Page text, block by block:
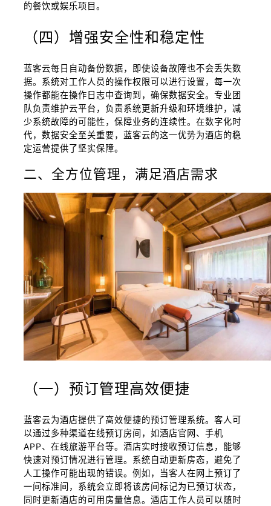
的餐饮或娱乐项目。
（四）增强安全性和稳定性
蓝客云每日自动备份数据，即使设备故障也不会丢失数
据。系统对工作人员的操作权限可以进行设置，每一次
操作都能在操作日志中查询到，确保数据安全。专业团
队负责维护云平台，负责系统更新升级和环境维护，减
少系统故障的可能性，保障业务的连续性。在数字化时
代，数据安全至关重要，蓝客云的这一优势为酒店的稳
定运营提供了坚实保障。
二、全方位管理，满足酒店需求
（一）预订管理高效便捷
蓝客云为酒店提供了高效便捷的预订管理系统。客人可
以通过多种渠道在线预订房间，如酒店官网、手机
APP、在线旅游平台等。酒店实时接收预订信息，能够
快速对预订情况进行管理。系统自动更新房态，避免了
人工操作可能出现的错误。例如，当客人在网上预订了
一间标准间，系统会立即将该房间标记为已预订状态，
同时更新酒店的可用房量信息。酒店工作人员可以随时